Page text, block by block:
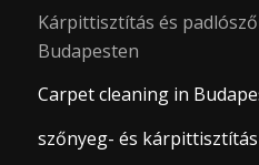
Kárpittisztítás és
Budapesten
Carpet cleaning in
szőnyeg- és kárpittisztítás